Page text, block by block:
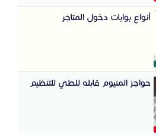
أنواع بوابات دخول المتاجر
حواجز المنيوم قابله للطي للتنظيم